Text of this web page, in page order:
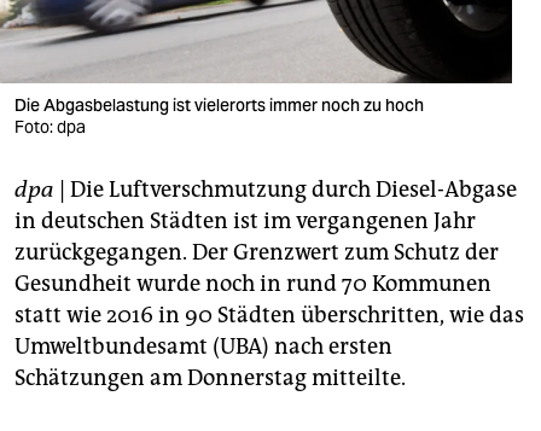
verlag
verlag
veranstaltungen
shop
fragen & hilfe
unterstützen
abo
genossenschaft
Die Abgasbelastung ist vielerorts immer noch zu hoch
Foto: dpa
dpa | Die Luftverschmutzung durch Diesel-Abgase
in deutschen Städten ist im vergangenen Jahr
zurückgegangen. Der Grenzwert zum Schutz der
Gesundheit wurde noch in rund 70 Kommunen
statt wie 2016 in 90 Städten überschritten, wie das
Umweltbundesamt (UBA) nach ersten
Schätzungen am Donnerstag mitteilte.